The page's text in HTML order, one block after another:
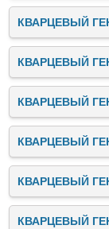
КВАРЦЕВЫЙ
КВАРЦЕВЫЙ
КВАРЦЕВЫЙ
КВАРЦЕВЫЙ
КВАРЦЕВЫЙ
КВАРЦЕВЫЙ